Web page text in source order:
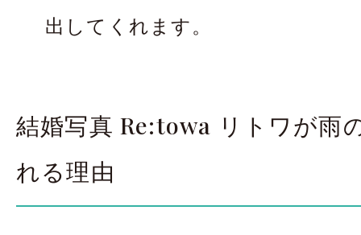
出してくれます。
結婚写真 Re:towa リトワが雨
れる理由